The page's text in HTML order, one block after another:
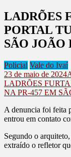
LADRÕES
PORTAL
SÃO JOÃO
Policial Vale do Ivaí
23 de maio de 2024
LADRÕES
NA PR-457 EM
A denuncia foi feita
entrou em contato
Segundo o
extraído o refletor